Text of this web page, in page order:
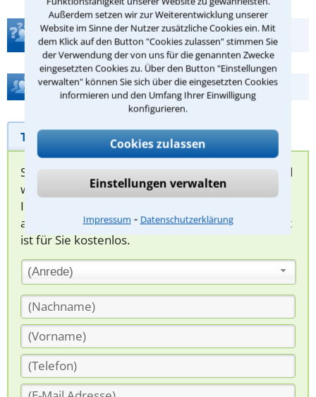
Außerdem setzen wir zur Weiterentwicklung unserer
Website im Sinne der Nutzer zusätzliche Cookies ein. Mit
dem Klick auf den Button "Cookies zulassen" stimmen Sie
der Verwendung der von uns für die genannten Zwecke
eingesetzten Cookies zu. Über den Button "Einstellungen
verwalten" können Sie sich über die eingesetzten Cookies
informieren und den Umfang Ihrer Einwilligung
konfigurieren.
Cookies zulassen
Einstellungen verwalten
Impressum ⁃ Datenschutzerklärung
Teste Dein Rechtswissen
Hilfe bei Ihrer Anwaltsuche?
Telefonhilfe Beratungsanfrage
Sie können hier Ihren Fall schildern. Anschließend
werden sich spezialisierte Rechtsanwälte bei
Ihnen melden, um das weitere Vorgehen
abzuklären. Die Rückmeldung durch einen Anwalt
ist für Sie kostenlos.
(Anrede)